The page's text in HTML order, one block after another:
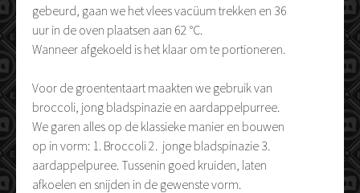
gebeurd, gaan we het vlees vacüum trekken en 36
uur in de oven plaatsen aan 62 °C.
Wanneer afgekoeld is het klaar om te portioneren.
Voor de groententaart maakten we gebruik van
broccoli, jong bladspinazie en aardappelpurree.
We garen alles op de klassieke manier en bouwen
op in vorm: 1. Broccoli 2. jonge bladspinazie 3.
aardappelpuree. Tussenin goed kruiden, laten
afkoelen en snijden in de gewenste vorm.